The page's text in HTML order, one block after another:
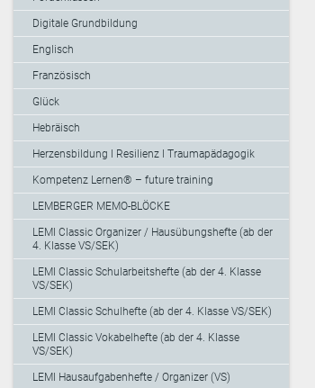
Digitale Grundbildung
Englisch
Französisch
Glück
Hebräisch
Herzensbildung I Resilienz I Traumapädagogik
Kompetenz Lernen® – future training
LEMBERGER MEMO-BLÖCKE
LEMI Classic Organizer / Hausübungshefte (ab der
4. Klasse VS/SEK)
LEMI Classic Schularbeitshefte (ab der 4. Klasse
VS/SEK)
LEMI Classic Schulhefte (ab der 4. Klasse VS/SEK)
LEMI Classic Vokabelhefte (ab der 4. Klasse
VS/SEK)
LEMI Hausaufgabenhefte / Organizer (VS)